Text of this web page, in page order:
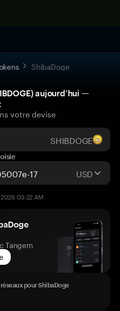
ShibaDoge
aujourd’hui —
votre devise
SHIBDOGE
USD
03:22 AM
Tangem
pour ShibaDoge